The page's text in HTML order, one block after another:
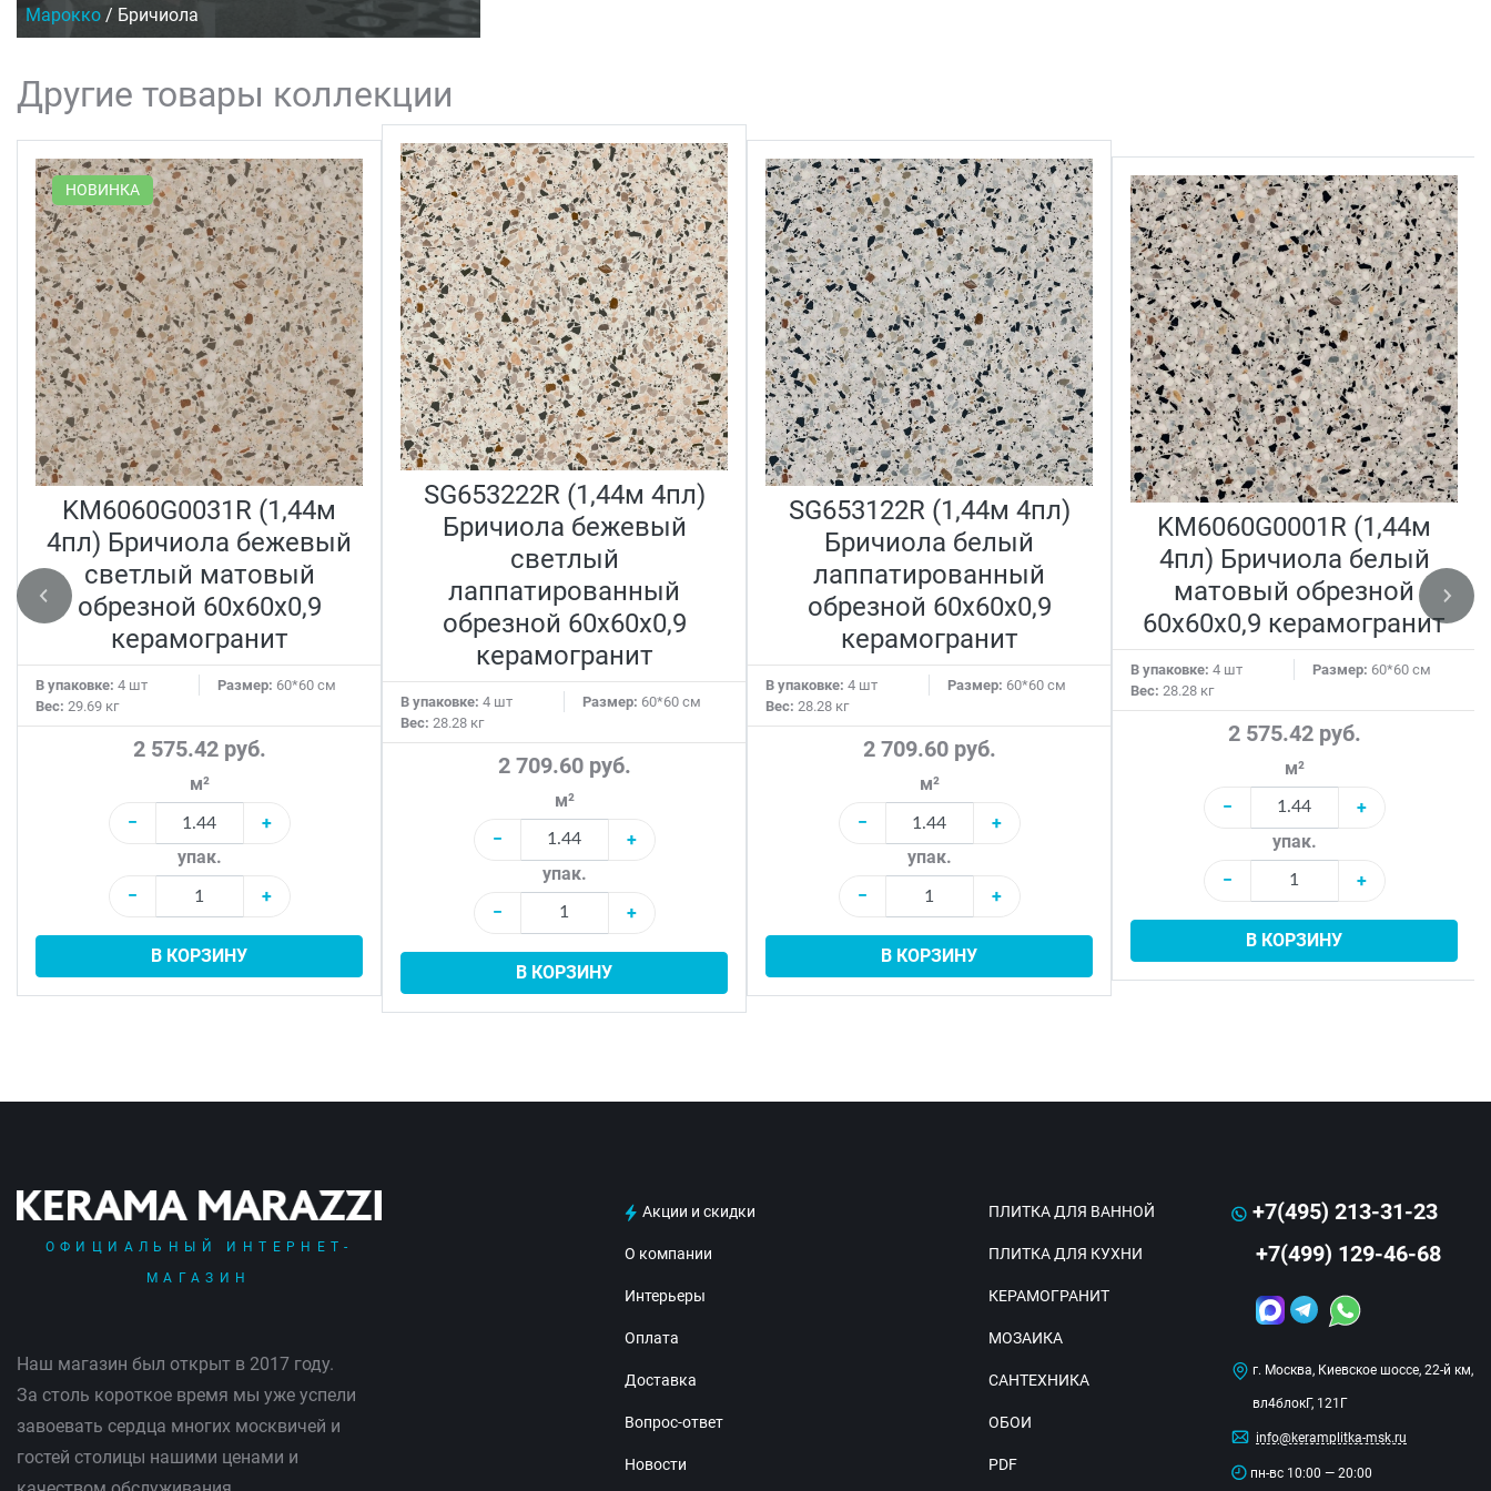
Марокко / Бричиола
Другие товары коллекции
НОВИНКА
KM6060G0031R (1,44м
4пл) Бричиола бежевый
светлый матовый
обрезной 60x60x0,9
керамогранит
В упаковке: 4 шт Размер: 60*60 см
Вес: 29.69 кг
2 575.42 руб.
м²
−
+
упак.
−
+
В КОРЗИНУ
SG653222R (1,44м 4пл)
Бричиола бежевый
светлый
лаппатированный
обрезной 60x60x0,9
керамогранит
В упаковке: 4 шт Размер: 60*60 см
Вес: 28.28 кг
2 709.60 руб.
м²
−
+
упак.
−
+
В КОРЗИНУ
SG653122R (1,44м 4пл)
Бричиола белый
лаппатированный
обрезной 60x60x0,9
керамогранит
В упаковке: 4 шт Размер: 60*60 см
Вес: 28.28 кг
2 709.60 руб.
м²
−
+
упак.
−
+
В КОРЗИНУ
KM6060G0001R (1,44м
4пл) Бричиола белый
матовый обрезной
60x60x0,9 керамогранит
В упаковке: 4 шт Размер: 60*60 см
Вес: 28.28 кг
2 575.42 руб.
м²
−
+
упак.
−
+
В КОРЗИНУ
ОФИЦИАЛЬНЫЙ ИНТЕРНЕТ-
МАГАЗИН
Наш магазин был открыт в 2017 году.
За столь короткое время мы уже успели
завоевать сердца многих москвичей и
гостей столицы нашими ценами и
Акции и скидки
О компании
Интерьеры
Оплата
Доставка
Вопрос-ответ
Новости
ПЛИТКА ДЛЯ ВАННОЙ
ПЛИТКА ДЛЯ КУХНИ
КЕРАМОГРАНИТ
МОЗАИКА
САНТЕХНИКА
ОБОИ
PDF
+7(495) 213-31-23
+7(499) 129-46-68
г. Москва, Киевское шоссе, 22-й км,
вл4блокГ, 121Г
info@keramplitka-msk.ru
пн-вс 10:00 — 20:00